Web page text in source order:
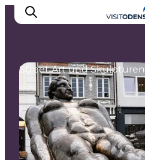
Odense erleben
Veranstaltungen
Reiseplanung
Inspiration
Street Art und Skulpturen